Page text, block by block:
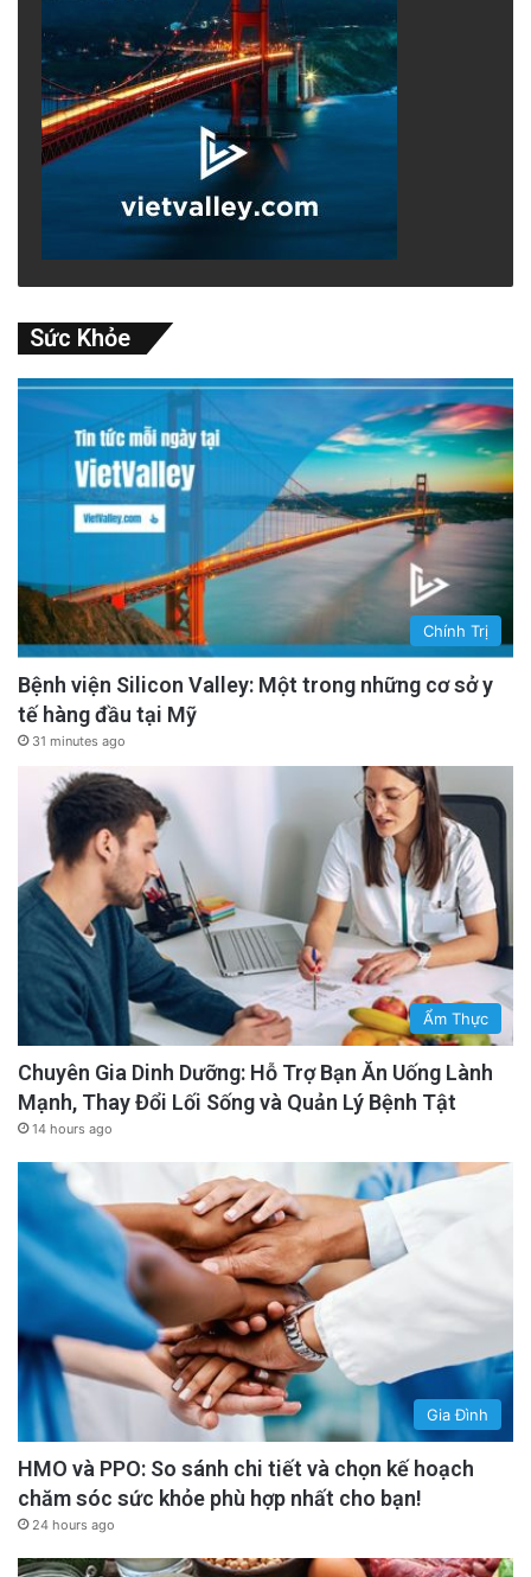
Sức Khỏe
Chính Trị
Bệnh viện Silicon Valley: Một trong những cơ sở y
tế hàng đầu tại Mỹ
31 minutes ago
Ẩm Thực
Chuyên Gia Dinh Dưỡng: Hỗ Trợ Bạn Ăn Uống Lành
Mạnh, Thay Đổi Lối Sống và Quản Lý Bệnh Tật
14 hours ago
Gia Đình
HMO và PPO: So sánh chi tiết và chọn kế hoạch
chăm sóc sức khỏe phù hợp nhất cho bạn!
24 hours ago